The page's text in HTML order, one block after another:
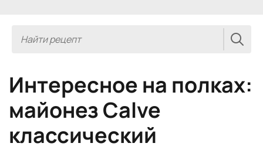
Интересное на полках:
майонез Calve
классический